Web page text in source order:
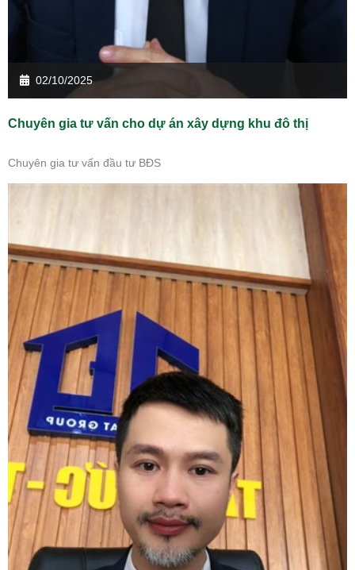
02/10/2025
Chuyên gia tư vấn cho dự án xây dựng khu đô thị
Chuyên gia tư vấn đầu tư BĐS